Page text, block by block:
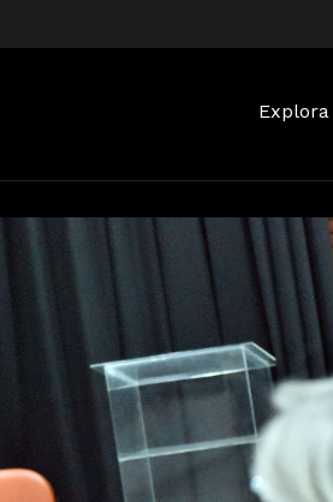
Explora